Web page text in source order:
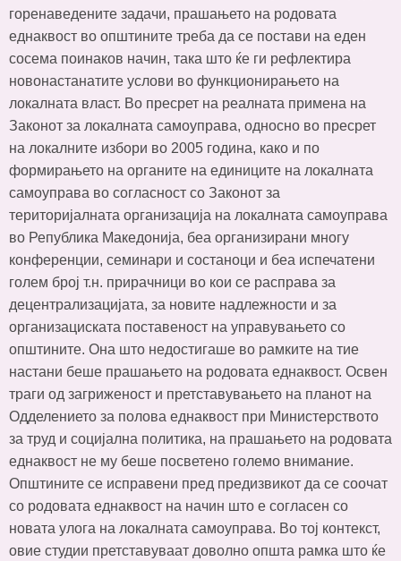
горенаведените задачи, прашањето на родовата
еднаквост во општините треба да се постави на еден
сосема поинаков начин, така што ќе ги рефлектира
новонастанатите услови во функционирањето на
локалната власт. Во пресрет на реалната примена на
Законот за локалната самоуправа, односно во пресрет
на локалните избори во 2005 година, како и по
формирањето на органите на единиците на локалната
самоуправа во согласност со Законот за
територијалната организација на локалната самоуправа
во Република Македонија, беа организирани многу
конференции, семинари и состаноци и беа испечатени
голем број т.н. прирачници во кои се расправа за
децентрализацијата, за новите надлежности и за
организациската поставеност на управувањето со
општините. Она што недостигаше во рамките на тие
настани беше прашањето на родовата еднаквост. Освен
траги од загриженост и претставувањето на планот на
Одделението за полова еднаквост при Министерството
за труд и социјална политика, на прашањето на родовата
еднаквост не му беше посветено големо внимание.
Општините се исправени пред предизвикот да се соочат
со родовата еднаквост на начин што е согласен со
новата улога на локалната самоуправа. Во тој контекст,
овие студии претставуваат доволно општа рамка што ќе